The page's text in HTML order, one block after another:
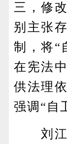
三，修
别主张
制，将“
在宪法
供法理
强调“自
刘江永